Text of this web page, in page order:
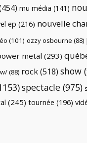
mu média (141)
ep (216) nouvelle
(101) ozzy osbourne (88)
metal (293)
(88) rock(518) show
spectacle (975)
(245) tournée (196)